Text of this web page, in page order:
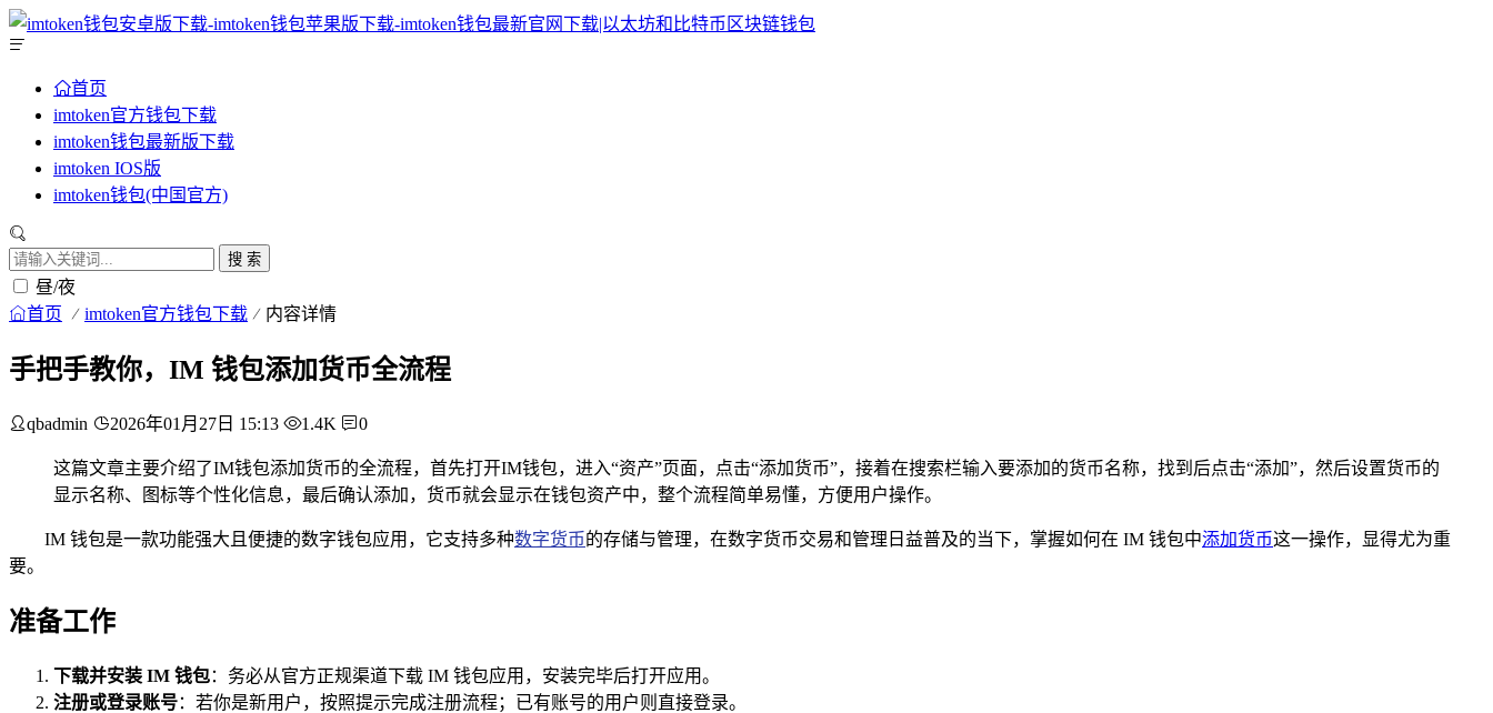
首页
imtoken官方钱包下载
imtoken钱包最新版下载
imtoken IOS版
imtoken钱包(中国官方)
搜 索
昼/夜
首页 imtoken官方钱包下载 内容详情
手把手教你，IM 钱包添加货币全流程
qbadmin 2026年01月27日 15:13 1.4K 0
这篇文章主要介绍了IM钱包添加货币的全流程，首先打开IM钱包，进入“资产”页面，点击“添加货币”，接着在搜索栏输入要添加的货币名称，找到后点击“添加”，然后设置货币的
显示名称、图标等个性化信息，最后确认添加，货币就会显示在钱包资产中，整个流程简单易懂，方便用户操作。
IM 钱包是一款功能强大且便捷的数字钱包应用，它支持多种数字货币的存储与管理，在数字货币交易和管理日益普及的当下，掌握如何在 IM 钱包中添加货币这一操作，显得尤为重
要。
准备工作
下载并安装 IM 钱包：务必从官方正规渠道下载 IM 钱包应用，安装完毕后打开应用。
注册或登录账号：若你是新用户，按照提示完成注册流程；已有账号的用户则直接登录。